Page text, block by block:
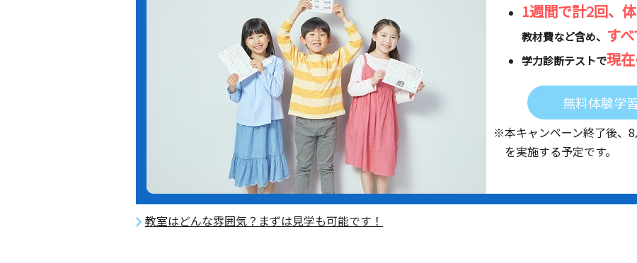
1週間で計2回、
教材費など含め、 す
学力診断テストで現
無料体験学
※本キャンペーン終了後、
を実施する予定です。
教室はどんな雰囲気？まずは見学も可能です！